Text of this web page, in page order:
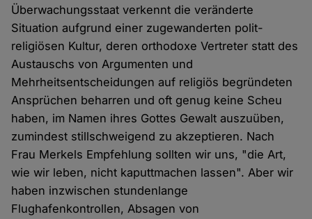
Überwachungsstaat verkennt die veränderte
Situation aufgrund einer zugewanderten polit-
religiösen Kultur, deren orthodoxe Vertreter statt des
Austauschs von Argumenten und
Mehrheitsentscheidungen auf religiös begründeten
Ansprüchen beharren und oft genug keine Scheu
haben, im Namen ihres Gottes Gewalt auszuüben,
zumindest stillschweigend zu akzeptieren. Nach
Frau Merkels Empfehlung sollten wir uns, "die Art,
wie wir leben, nicht kaputtmachen lassen". Aber wir
haben inzwischen stundenlange
Flughafenkontrollen, Absagen von